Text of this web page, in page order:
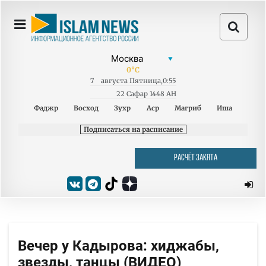
0°C
7 августа Пятница,0:55
22 Сафар 1448 AH
Фаджр
Восход Зухр Аср Магриб Иша
Подписаться на расписание
РАСЧЁТ ЗАКЯТА
Вечер у Кадырова: хиджабы,
звезды, танцы (ВИДЕО)